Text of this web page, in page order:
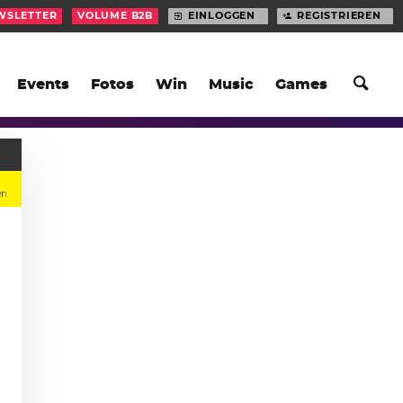
Events Fotos Win Music Games
VOLUME B2B EINLOGGEN REGISTRIEREN